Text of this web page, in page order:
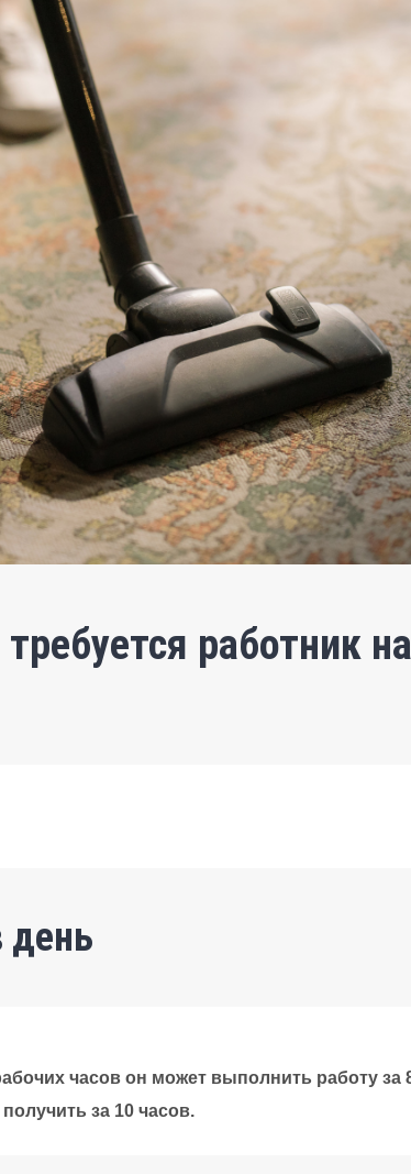
работник на
день
часов он может выполнить работу за
за 10 часов.